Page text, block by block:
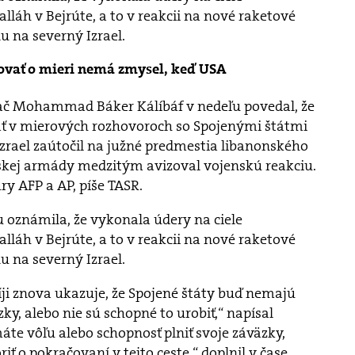
v Bejrúte, a to v reakcii na nové raketové
na severný Izrael.
o mieri nemá zmysel, keď USA
Mohammad Báker Kálíbáf v nedeľu povedal, že
v mierových rozhovoroch so Spojenými štátmi
zaútočil na južné predmestia libanonského
armády medzitým avizoval vojenskú reakciu.
a AP, píše TASR.
že vykonala údery na ciele
v Bejrúte, a to v reakcii na nové raketové
na severný Izrael.
znova ukazuje, že Spojené štáty buď nemajú
alebo nie sú schopné to urobiť,“ napísal
vôľu alebo schopnosť plniť svoje záväzky,